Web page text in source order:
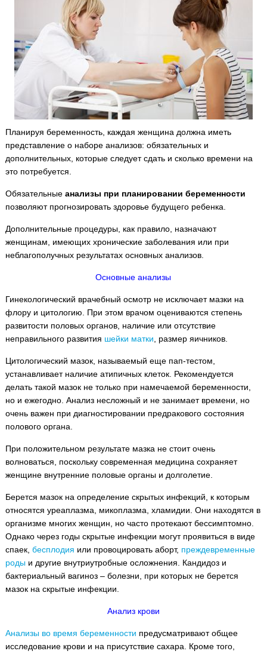
Планируя беременность, каждая женщина должна иметь
представление о наборе анализов: обязательных и
дополнительных, которые следует сдать и сколько времени на
это потребуется.
Обязательные анализы при планировании беременности
позволяют прогнозировать здоровье будущего ребенка.
Дополнительные процедуры, как правило, назначают
женщинам, имеющих хронические заболевания или при
неблагополучных результатах основных анализов.
Основные анализы
Гинекологический врачебный осмотр не исключает мазки на
флору и цитологию. При этом врачом оцениваются степень
развитости половых органов, наличие или отсутствие
неправильного развития шейки матки , размер яичников.
Цитологический мазок, называемый еще пап-тестом,
устанавливает наличие атипичных клеток. Рекомендуется
делать такой мазок не только при намечаемой беременности,
но и ежегодно. Анализ несложный и не занимает времени, но
очень важен при диагностировании предракового состояния
полового органа.
При положительном результате мазка не стоит очень
волноваться, поскольку современная медицина сохраняет
женщине внутренние половые органы и долголетие.
Берется мазок на определение скрытых инфекций, к которым
относятся уреаплазма, микоплазма, хламидии. Они находятся в
организме многих женщин, но часто протекают бессимптомно.
Однако через годы скрытые инфекции могут проявиться в виде
спаек, бесплодия или провоцировать аборт, преждевременные
родыи другие внутриутробные осложнения. Кандидоз и
бактериальный вагиноз – болезни, при которых не берется
мазок на скрытые инфекции.
Анализ крови
Анализы во время беременности предусматривают общее
исследование крови и на присутствие сахара. Кроме того,